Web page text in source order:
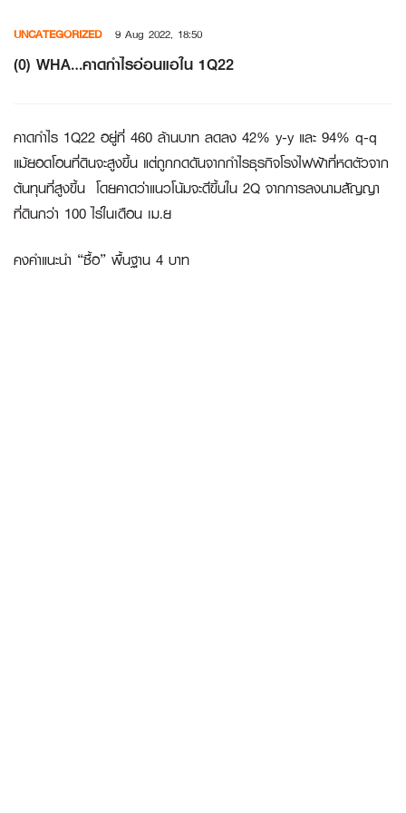
content
UNCATEGORIZED 9 Aug 2022, 18:50
(0) WHA…คาดกำไรอ่อนแอใน 1Q22
คาดกำไร 1Q22 อยู่ที่ 460 ล้านบาท ลดลง 42% y-y และ 94% q-q
แม้ยอดโอนที่ดินจะสูงขึ้น แต่ถูกกดดันจากกำไรธุรกิจโรงไฟฟ้าที่หดตัวจาก
ต้นทุนที่สูงขึ้น โดยคาดว่าแนวโน้มจะดีขึ้นใน 2Q จากการลงนามสัญญา
ที่ดินกว่า 100 ไร่ในเดือน เม.ย
คงคำแนะนำ “ซื้อ” พื้นฐาน 4 บาท